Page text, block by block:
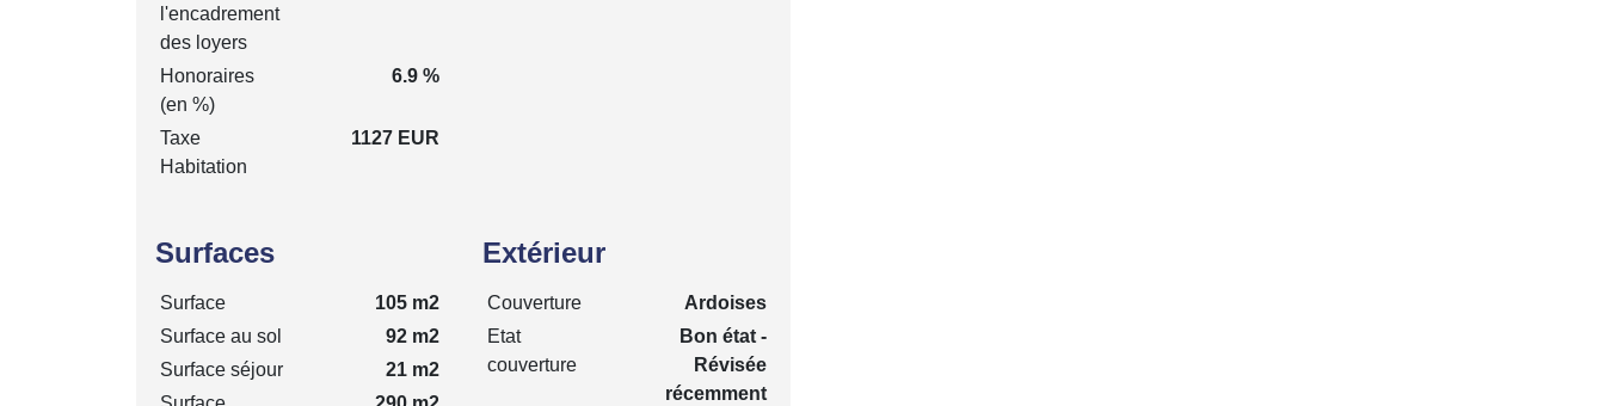
l'encadrement
des loyers
Honoraires
(en %)
6.9 %
Taxe
Habitation
1127 EUR
Surfaces
Surface
105 m2
Surface au sol
92 m2
Surface séjour
21 m2
Extérieur
Couverture
Ardoises
Etat
couverture
Bon état -
Révisée
récemment